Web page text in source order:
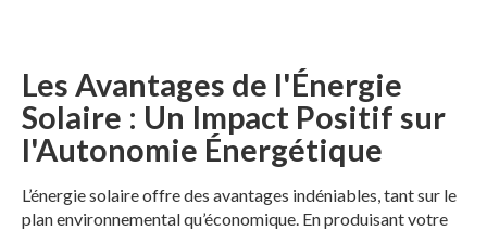
Les Avantages de l'Énergie
Solaire : Un Impact Positif sur
l'Autonomie Énergétique
L’énergie solaire offre des avantages indéniables, tant sur le
plan environnemental qu’économique. En produisant votre